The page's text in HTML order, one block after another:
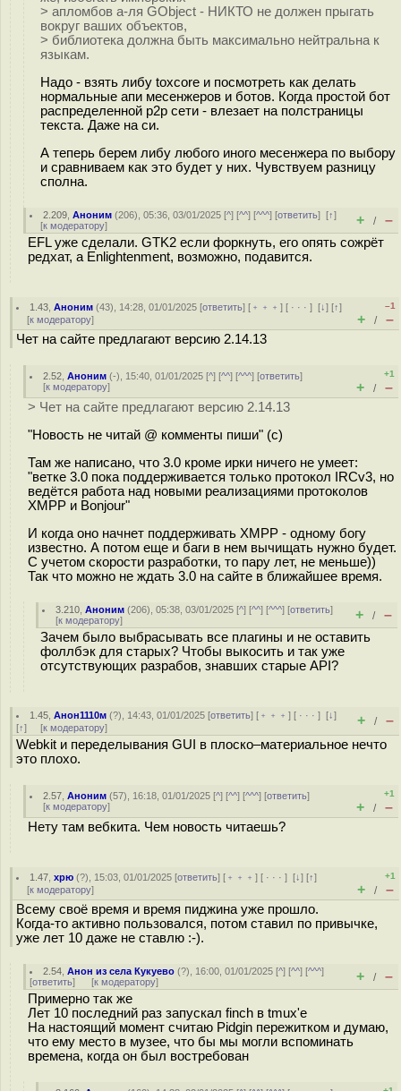
> апломбов а-ля GObject - НИКТО не должен прыгать
вокруг ваших объектов,
> библиотека должна быть максимально нейтральна к
языкам.
Надо - взять либу toxcore и посмотреть как делать
нормальные апи месенжеров и ботов. Когда простой бот
распределенной p2p сети - влезает на полстраницы
текста. Даже на си.
А теперь берем либу любого иного месенжера по выбору
и сравниваем как это будет у них. Чувствуем разницу
сполна.
2.209 ,Аноним (206), 05:36, 03/01/2025 [^] [^^] [^^^] [ответить][↑]
[к модератору] + / –
EFL уже сделали. GTK2 если форкнуть, его опять сожрёт
редхат, а Enlightenment, возможно, подавится.
1.43 ,Аноним (43), 14:28, 01/01/2025 [ответить] [ ﹢﹢﹢] [ · · ·][↓] [↑]
[к модератору]
–1
+ / –
Чет на сайте предлагают версию 2.14.13
2.52 ,Аноним (-), 15:40, 01/01/2025 [^] [^^] [^^^] [ответить]
[к модератору]
+1
+ / –
> Чет на сайте предлагают версию 2.14.13
"Новость не читай @ комменты пиши" (с)
Там же написано, что 3.0 кроме ирки ничего не умеет:
"ветке 3.0 пока поддерживается только протокол IRCv3, но
ведётся работа над новыми реализациями протоколов
XMPP и Bonjour"
И когда оно начнет поддерживать XMPP - одному богу
известно. А потом еще и баги в нем вычищать нужно будет.
С учетом скорости разработки, то пару лет, не меньше))
Так что можно не ждать 3.0 на сайте в ближайшее время.
3.210 ,Аноним (206), 05:38, 03/01/2025 [^] [^^] [^^^] [ответить]
[к модератору] + / –
Зачем было выбрасывать все плагины и не оставить
фоллбэк для старых? Чтобы выкосить и так уже
отсутствующих разрабов, знавших старые API?
1.45 ,Анон1110м (?), 14:43, 01/01/2025 [ответить] [ ﹢﹢﹢] [ · · ·][↓]
[↑] [к модератору] + / –
Webkit и переделывания GUI в плоско–материальное нечто
это плохо.
2.57 ,Аноним (57), 16:18, 01/01/2025 [^] [^^] [^^^] [ответить]
[к модератору]
+1
+ / –
Нету там вебкита. Чем новость читаешь?
1.47 ,хрю (?), 15:03, 01/01/2025 [ответить] [ ﹢﹢﹢] [ · · ·][↓] [↑]
[к модератору]
+1
+ / –
Всему своё время и время пиджина уже прошло.
Когда-то активно пользовался, потом ставил по привычке,
уже лет 10 даже не ставлю :-).
2.54 ,Анон из села Кукуево (?), 16:00, 01/01/2025 [^] [^^] [^^^]
[ответить] [к модератору] + / –
Примерно так же
Лет 10 последний раз запускал finch в tmux'е
На настоящий момент считаю Pidgin пережитком и думаю,
что ему место в музее, что бы мы могли вспоминать
времена, когда он был востребован